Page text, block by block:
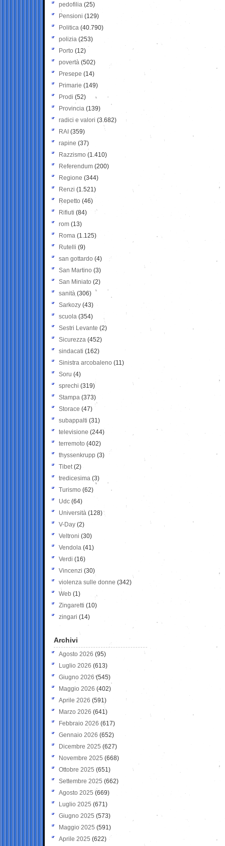
pedofilia (25)
Pensioni (129)
Politica (40.790)
polizia (253)
Porto (12)
povertà (502)
Presepe (14)
Primarie (149)
Prodi (52)
Provincia (139)
radici e valori (3.682)
RAI (359)
rapine (37)
Razzismo (1.410)
Referendum (200)
Regione (344)
Renzi (1.521)
Repetto (46)
Rifiuti (84)
rom (13)
Roma (1.125)
Rutelli (9)
san gottardo (4)
San Martino (3)
San Miniato (2)
sanità (306)
Sarkozy (43)
scuola (354)
Sestri Levante (2)
Sicurezza (452)
sindacati (162)
Sinistra arcobaleno (11)
Soru (4)
sprechi (319)
Stampa (373)
Storace (47)
subappalti (31)
televisione(244)
terremoto (402)
thyssenkrupp (3)
Tibet(2)
tredicesima (3)
Turismo (62)
Udc (64)
Università (128)
V-Day (2)
Veltroni (30)
Vendola (41)
Verdi (16)
Vincenzi (30)
violenza sulle donne (342)
Web (1)
Zingaretti (10)
zingari (14)
Archivi
Agosto 2026 (95)
Luglio 2026 (613)
Giugno 2026 (545)
Maggio 2026 (402)
Aprile 2026 (591)
Marzo 2026 (641)
Febbraio 2026 (617)
Gennaio 2026 (652)
Dicembre 2025 (627)
Novembre 2025 (668)
Ottobre 2025 (651)
Settembre 2025 (662)
Agosto 2025 (669)
Luglio 2025 (671)
Giugno 2025 (573)
Maggio 2025 (591)
Aprile 2025 (622)